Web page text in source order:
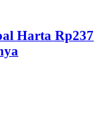
Harta Rp237